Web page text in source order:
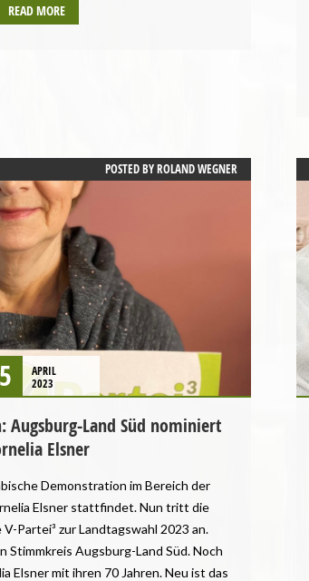
READ MORE
POSTED BYROLAND WEGNER
APRIL
2023
Augsburg-Land Süd nominiert
Elsner
Demonstration im Bereich der
Elsner stattfindet. Nun tritt die
Partei³ zur Landtagswahl 2023 an.
Stimmkreis Augsburg-Land Süd. Noch
Elsner mit ihren 70 Jahren. Neu ist das